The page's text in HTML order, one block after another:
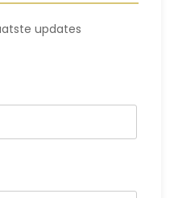
updates